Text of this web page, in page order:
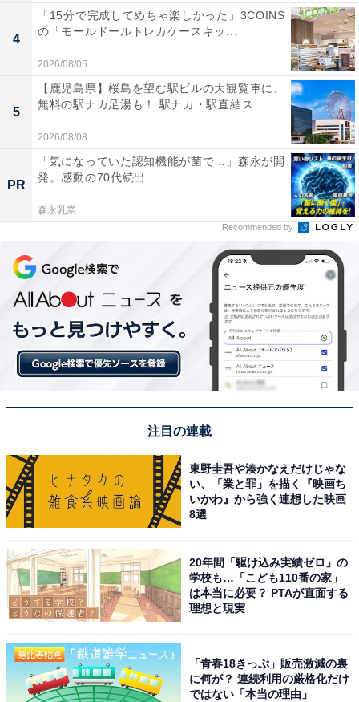
4
「15分で完成してめちゃ楽しかった」3COINS
の「モールドールトレカケースキッ...
2026/08/05
5
【鹿児島県】桜島を望む駅ビルの大観覧車に、
無料の駅ナカ足湯も！ 駅ナカ・駅直結ス...
2026/08/08
PR
「気になっていた認知機能が菌で…」森永が開
発。感動の70代続出
森永乳業
Recommended by
注目の連載
東野圭吾や湊かなえだけじゃな
い、「業と罪」を描く『映画ち
いかわ』から強く連想した映画
8選
20年間「駆け込み実績ゼロ」の
学校も…「こども110番の家」
は本当に必要？ PTAが直面する
理想と現実
「青春18きっぷ」販売激減の裏
に何が？ 連続利用の厳格化だけ
ではない「本当の理由」